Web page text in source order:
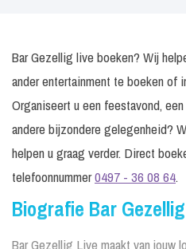
Bar Gezellig live boeken? Wij
ander entertainment te boeken of
Organiseert u een feestavond,
andere bijzondere gelegenheid?
helpen u graag verder. Direct
telefoonnummer0497 - 36 08 64.
Biografie Bar
Bar Gezellig Live maakt van jouw